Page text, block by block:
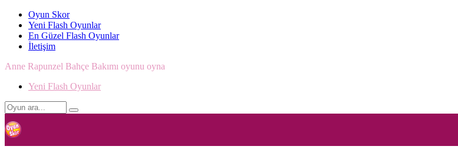
Oyun Skor
Yeni Flash Oyunlar
En Güzel Flash Oyunlar
İletişim
Anne Rapunzel Bahçe Bakımı oyunu oyna
Yeni Flash Oyunlar